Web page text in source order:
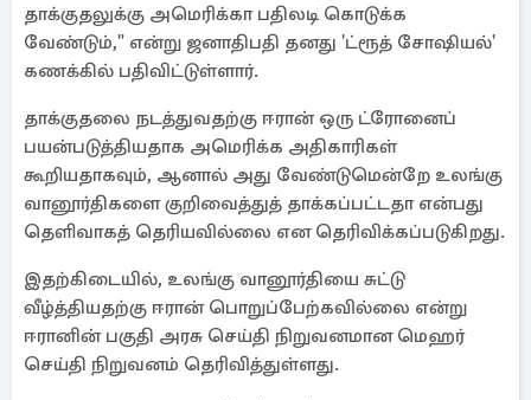
தாக்குதலுக்கு அமெரிக்கா பதிலடி கொடுக்க
வேண்டும்," என்று ஜனாதிபதி தனது 'ட்ரூத் சோஷியல்'
கணக்கில் பதிவிட்டுள்ளார்.
தாக்குதலை நடத்துவதற்கு ஈரான் ஒரு ட்ரோனைப்
பயன்படுத்தியதாக அமெரிக்க அதிகாரிகள்
கூறியதாகவும், ஆனால் அது வேண்டுமென்றே உலங்கு
வானூர்திகளை குறிவைத்துத் தாக்கப்பட்டதா என்பது
தெளிவாகத் தெரியவில்லை என தெரிவிக்கப்படுகிறது.
இதற்கிடையில், உலங்கு வானூர்தியை சுட்டு
வீழ்த்தியதற்கு ஈரான் பொறுப்பேற்கவில்லை என்று
ஈரானின் பகுதி அரசு செய்தி நிறுவனமான மெஹர்
செய்தி நிறுவனம் தெரிவித்துள்ளது.